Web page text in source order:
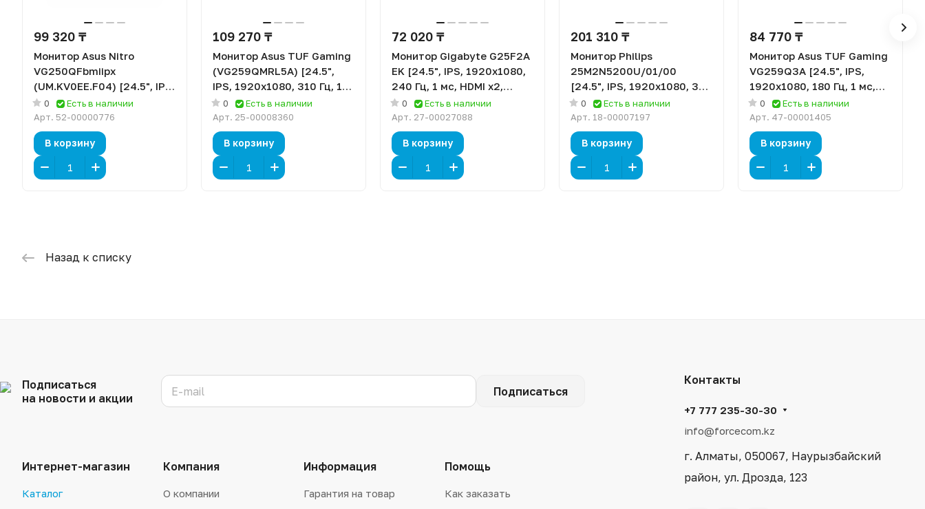
99 320 ₸
Монитор Asus Nitro
VG250QFbmiipx
(UM.KV0EE.F04) [24.5", IPS,
1920x1080, 300 Гц, 1 мс,
HDMI x2, DisplayPort]
0
Есть в наличии
Арт. 52-00000776
В корзину
109 270 ₸
Монитор Asus TUF Gaming
(VG259QMRL5A) [24.5",
IPS, 1920x1080, 310 Гц, 1
мс, HDMI x2, DisplayPort]
0
Есть в наличии
Арт. 25-00008360
В корзину
72 020 ₸
Монитор Gigabyte G25F2A
EK [24.5", IPS, 1920x1080,
240 Гц, 1 мс, HDMI x2,
DisplayPort]
0
Есть в наличии
Арт. 27-00027088
В корзину
201 310 ₸
Монитор Philips
25M2N5200U/01/00
[24.5", IPS, 1920x1080, 360
Гц, 1 мс, HDMI x2,
DisplayPort]
0
Есть в наличии
Арт. 18-00007197
В корзину
84 770 ₸
Монитор Asus TUF Gaming
VG259Q3A [24.5", IPS,
1920x1080, 180 Гц, 1 мс,
HDMI x2, DisplayPort]
0
Есть в наличии
Арт. 47-00001405
В корзину
Назад к списку
Подписаться
на новости и акции
Подписаться
Интернет-магазин
Каталог
Компания
О компании
Информация
Гарантия на товар
Помощь
Как заказать
Контакты
+7 777 235-30-30
info@forcecom.kz
г. Алматы, 050067, Наурызбайский
район, ул. Дрозда, 123